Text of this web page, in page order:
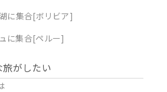
に集合[ボリビア]
に集合[ペルー]
がしたい